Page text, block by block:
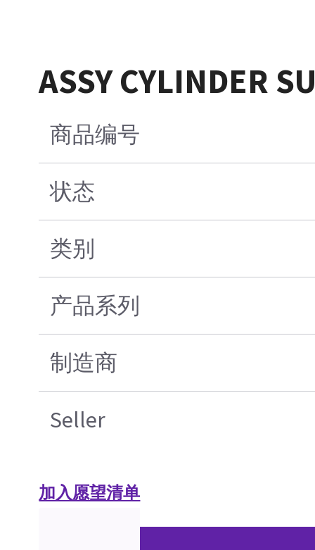
ASSY CYLINDER
商品编号
状态
类别
产品系列
制造商
Seller
加入愿望清单